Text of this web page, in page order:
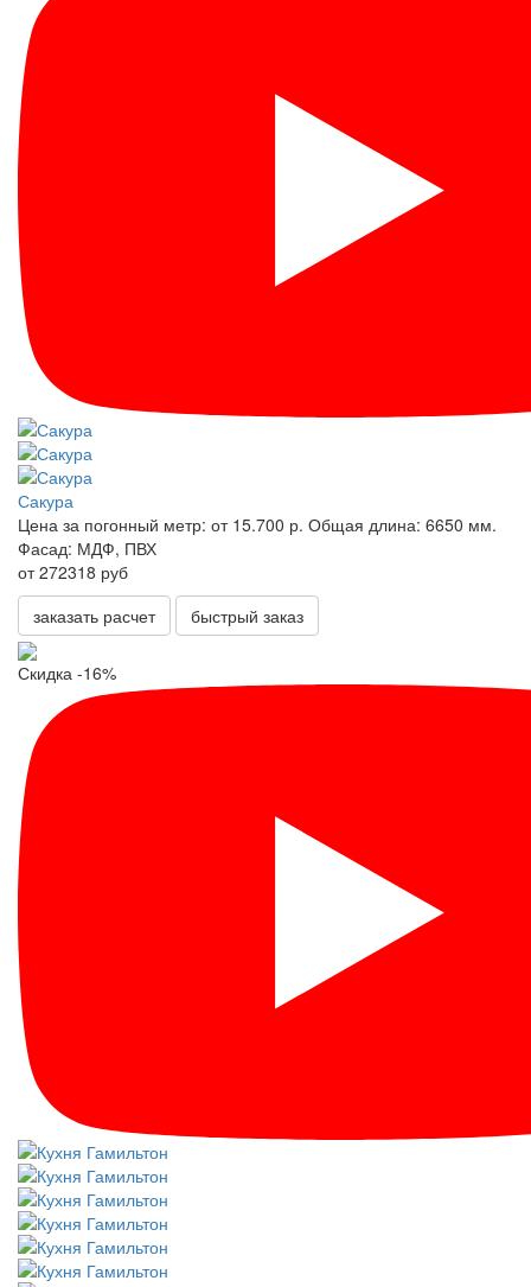
Сакура
Цена за погонный метр: от 15.700 р. Общая длина: 6650 мм.
Фасад: МДФ, ПВХ
от 272318 руб
заказать расчет
быстрый заказ
Скидка -16%